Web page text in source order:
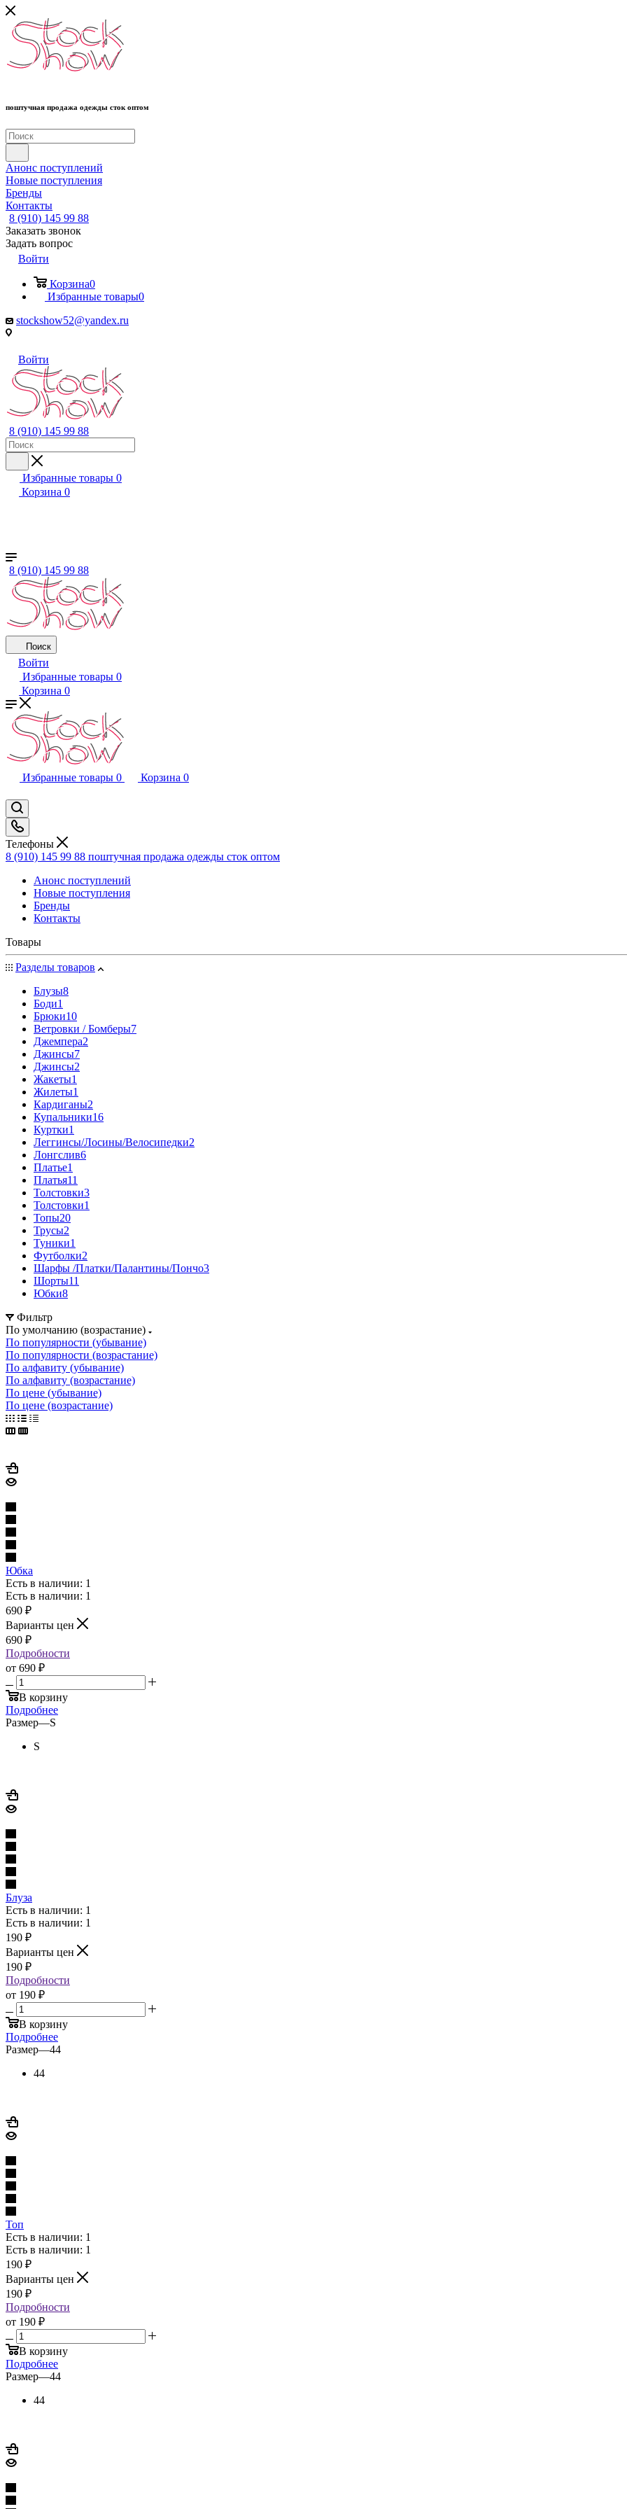
поштучная продажа одежды сток оптом
Анонс поступлений
Новые поступления
Бренды
Контакты
8 (910) 145 99 88
Заказать звонок
Задать вопрос
Войти
Корзина0
Избранные товары0
stockshow52@yandex.ru
Войти
8 (910) 145 99 88
Избранные товары 0
Корзина 0
8 (910) 145 99 88
Поиск
Войти
Избранные товары 0
Корзина 0
Избранные товары 0 Корзина 0
Телефоны
8 (910) 145 99 88 поштучная продажа одежды сток оптом
Анонс поступлений
Новые поступления
Бренды
Контакты
Товары
Разделы товаров
Блузы8
Боди1
Брюки10
Ветровки / Бомберы7
Джемпера2
Джинсы7
Джинсы2
Жакеты1
Жилеты1
Кардиганы2
Купальники16
Куртки1
Леггинсы/Лосины/Велосипедки2
Лонгслив6
Платье1
Платья11
Толстовки3
Толстовки1
Топы20
Трусы2
Туники1
Футболки2
Шарфы /Платки/Палантины/Пончо3
Шорты11
Юбки8
Фильтр
По умолчанию (возрастание)
По популярности (убывание)
По популярности (возрастание)
По алфавиту (убывание)
По алфавиту (возрастание)
По цене (убывание)
По цене (возрастание)
Юбка
Есть в наличии: 1
Есть в наличии: 1
690 ₽
Варианты цен
690 ₽
Подробности
от 690 ₽
В корзину
Подробнее
Размер—S
S
Блуза
Есть в наличии: 1
Есть в наличии: 1
190 ₽
Варианты цен
190 ₽
Подробности
от 190 ₽
В корзину
Подробнее
Размер—44
44
Топ
Есть в наличии: 1
Есть в наличии: 1
190 ₽
Варианты цен
190 ₽
Подробности
от 190 ₽
В корзину
Подробнее
Размер—44
44